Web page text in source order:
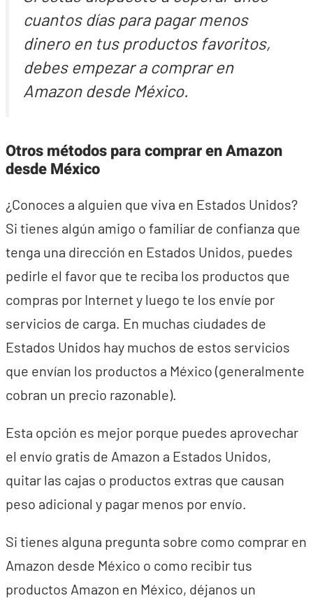
cuantos días para pagar menos
dinero en tus productos favoritos,
debes empezar a comprar en
Amazon desde México.
Otros métodos para comprar en Amazon
desde México
¿Conoces a alguien que viva en Estados Unidos?
Si tienes algún amigo o familiar de confianza que
tenga una dirección en Estados Unidos, puedes
pedirle el favor que te reciba los productos que
compras por Internet y luego te los envíe por
servicios de carga. En muchas ciudades de
Estados Unidos hay muchos de estos servicios
que envían los productos a México (generalmente
cobran un precio razonable).
Esta opción es mejor porque puedes aprovechar
el envío gratis de Amazon a Estados Unidos,
quitar las cajas o productos extras que causan
peso adicional y pagar menos por envío.
Si tienes alguna pregunta sobre como comprar en
Amazon desde México o como recibir tus
productos Amazon en México, déjanos un